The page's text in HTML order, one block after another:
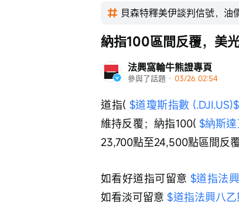
貝森特釋美伊談判信號，油
法興窩輪牛熊證專頁
參與了話題 · 03/26 02:54
納指100區間反覆，美
道指( $道瓊斯指數 (.DJI.US)$
維持反覆；納指100( $納斯
23,700點至24,500點區間反
如看好道指可留意 $道指法
如看淡可留意 $道指法興八